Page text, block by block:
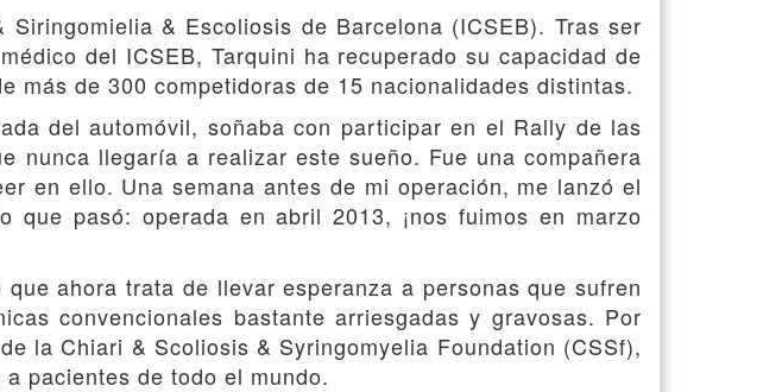
& Escoliosis de Barcelona (ICSEB). Tras ser
del ICSEB, Tarquini ha recuperado su capacidad de
de 300 competidoras de 15 nacionalidades distintas.
del automóvil, soñaba con participar en el Rally de las
nunca llegaría a realizar este sueño. Fue una compañera
en ello. Una semana antes de mi operación, me lanzó el
pasó: operada en abril 2013, ¡nos fuimos en marzo
ahora trata de llevar esperanza a personas que sufren
convencionales bastante arriesgadas y gravosas. Por
la Chiari & Scoliosis & Syringomyelia Foundation (CSSf),
pacientes de todo el mundo.